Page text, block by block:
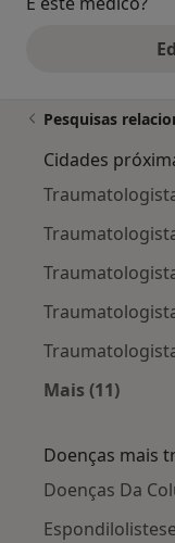
Pesquisas
Cidades
Mais (11)
Doenças mais
Doenças Da